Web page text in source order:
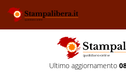
Ultimo aggiornamento